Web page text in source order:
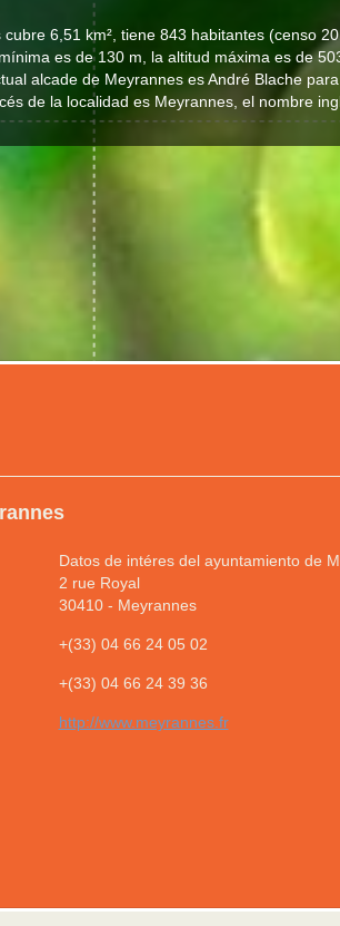
Datos de intéres del ayuntamiento de
2 rue Royal
30410- Meyrannes
+(33) 04 66 24 05 02
+(33) 04 66 24 39 36
http://www.meyrannes.fr
6,51 km², tiene 843 habitantes (censo
es de 130 m, la altitud máxima es de
alcade de Meyrannes es André Blache
de la localidad es Meyrannes, el nombre